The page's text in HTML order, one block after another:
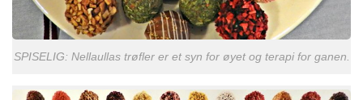
SPISELIG: Nellaullas trøfler er et syn for øyet og terapi for ganen.